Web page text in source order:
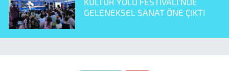
GELENEKSEL SANAT ÖNE ÇIKTI